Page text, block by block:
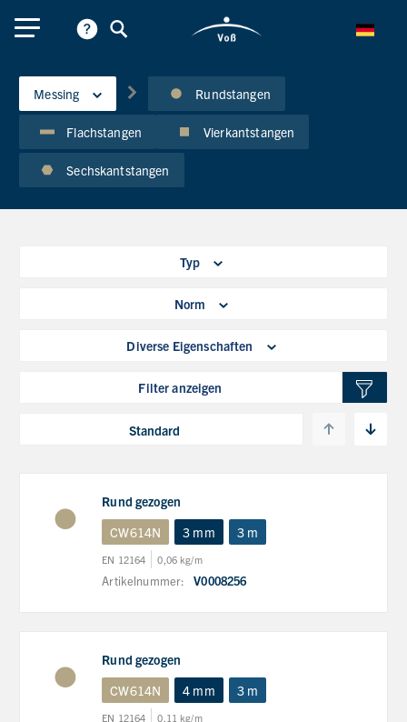
Messing Rundstangen
Flachstangen Vierkantstangen
Sechskantstangen
Typ
Norm
Diverse Eigenschaften
Filter anzeigen
Rund gezogen
CW614N
3 mm 3 m
EN 12164 0,06 kg/m
Artikelnummer: V0008256
Rund gezogen
CW614N
4 mm 3 m
EN 12164 0,11 kg/m